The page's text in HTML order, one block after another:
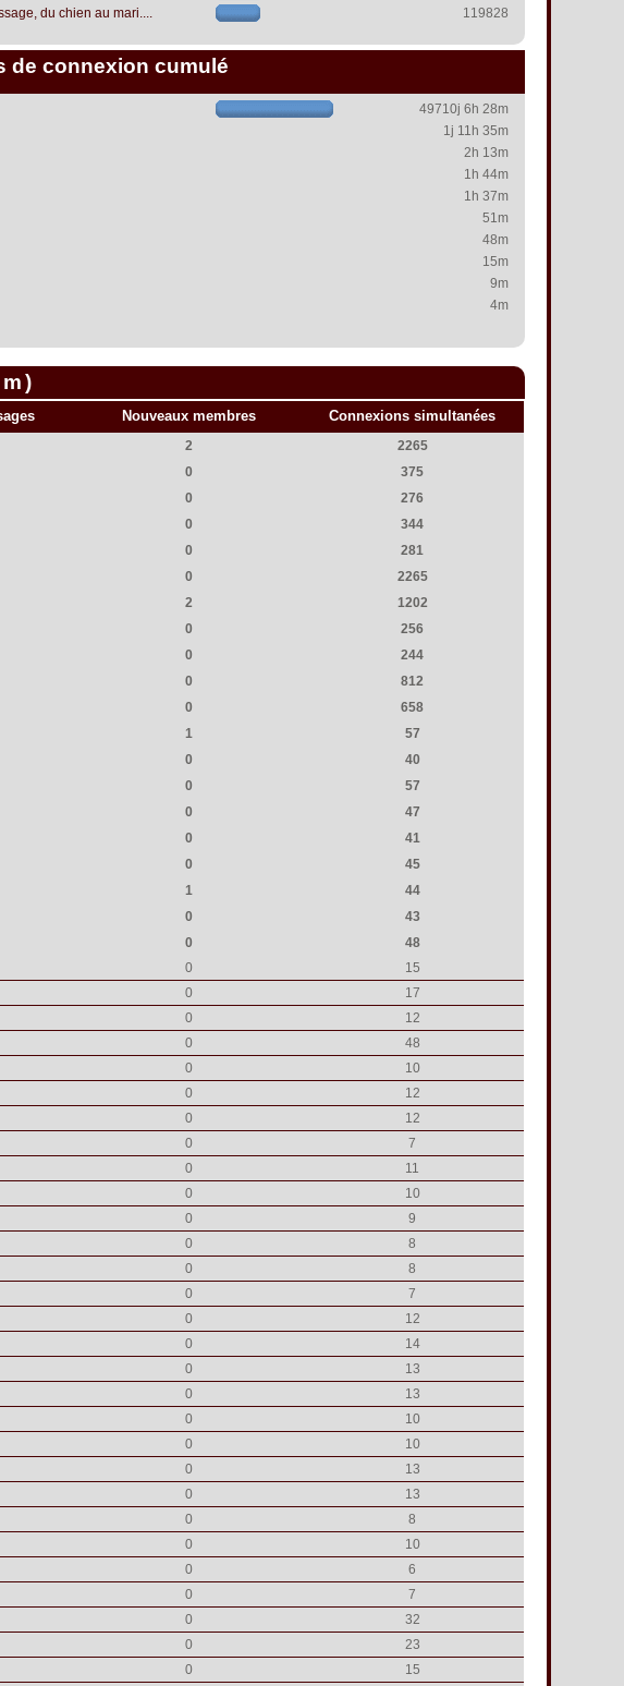
du chien au mari....
119828
de connexion cumulé
49710j 6h 28m
1j 11h 35m
2h 13m
1h 44m
1h 37m
51m
48m
15m
9m
4m
Nouveaux membres Connexions simultanées
2
2265
0
375
0
276
0
344
0
281
0
2265
2
1202
0
256
0
244
0
812
0
658
1
57
0
40
0
57
0
47
0
41
0
45
1
44
0
43
0
48
0
15
0
17
0
12
0
48
0
10
0
12
0
12
0
7
0
11
0
10
0
9
0
8
0
8
0
7
0
12
0
14
0
13
0
13
0
10
0
10
0
13
0
13
0
8
0
10
0
6
0
7
0
32
0
23
0 15